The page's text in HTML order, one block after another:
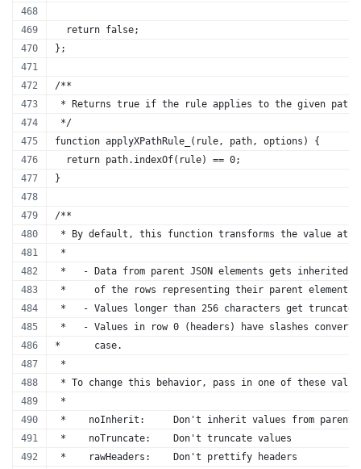
  return false;
};
/**
* Returns true if the rule applies to the given
*/
function applyXPathRule_(rule, path, options) {
  return path.indexOf(rule) == 0;
}
/**
* By default, this function transforms the value at
*
*   - Data from parent JSON elements gets
*     of the rows representing their parent elements.
*   - Values longer than 256 characters get
*   - Values in row 0 (headers) have slashes
*      case.
*
* To change this behavior, pass in one of these
*
*    noInherit:     Don't inherit values from parent
*    noTruncate:    Don't truncate values
*    rawHeaders:    Don't prettify headers